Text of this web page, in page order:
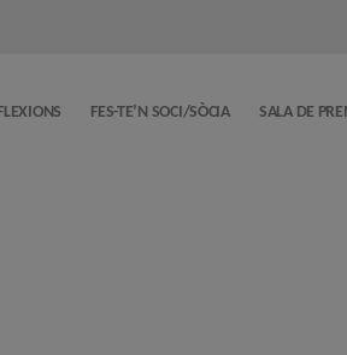
FES-TE’N SOCI/SÒCIA SALA DE